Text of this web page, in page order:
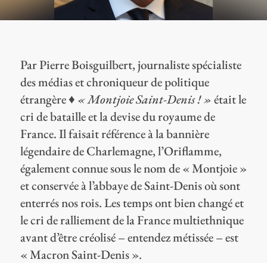
Par Pierre Boisguilbert, journaliste spécialiste
des médias et chroniqueur de politique
étrangère ♦ « Montjoie Saint-Denis ! »était le
cri de bataille et la devise du royaume de
France. Il faisait référence à la bannière
légendaire de Charlemagne, l’Oriflamme,
également connue sous le nom de « Montjoie »
et conservée à l’abbaye de Saint-Denis où sont
enterrés nos rois. Les temps ont bien changé et
le cri de ralliement de la France multiethnique
avant d’être créolisé – entendez métissée – est
« Macron Saint-Denis ».